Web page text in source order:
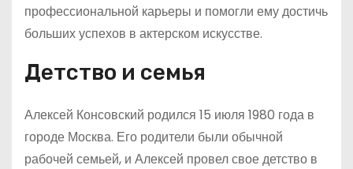
профессиональной карьеры и помогли ему достичь
больших успехов в актерском искусстве.
Детство и семья
Алексей Консовский родился 15 июля 1980 года в
городе Москва. Его родители были обычной
рабочей семьей, и Алексей провел свое детство в